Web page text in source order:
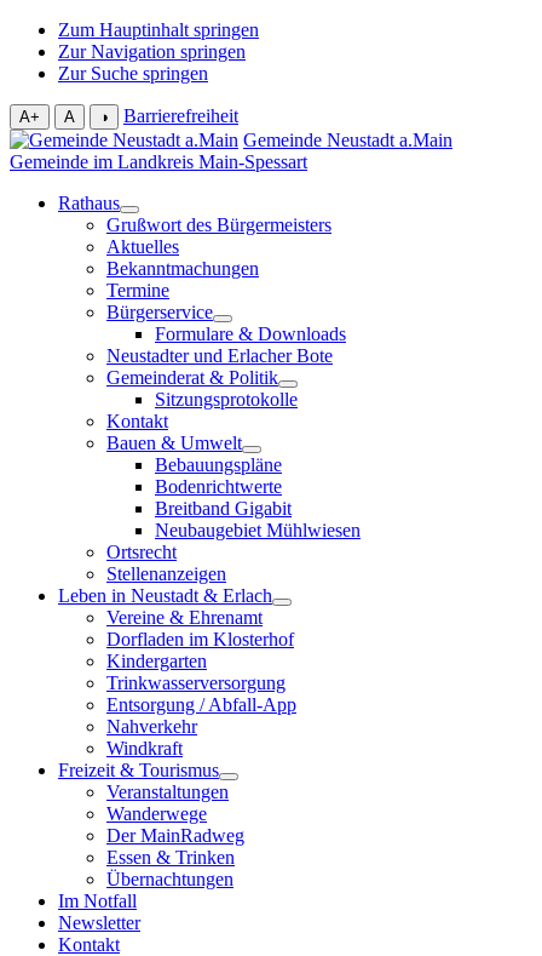
Zum Hauptinhalt springen
Zur Navigation springen
Zur Suche springen
A+ A ◑
Barrierefreiheit
Gemeinde Neustadt a.Main
Gemeinde im Landkreis Main-Spessart
Rathaus
Grußwort des Bürgermeisters
Aktuelles
Bekanntmachungen
Termine
Bürgerservice
Formulare & Downloads
Neustadter und Erlacher Bote
Gemeinderat & Politik
Sitzungsprotokolle
Kontakt
Bauen & Umwelt
Bebauungspläne
Bodenrichtwerte
Breitband Gigabit
Neubaugebiet Mühlwiesen
Ortsrecht
Stellenanzeigen
Leben in Neustadt & Erlach
Vereine & Ehrenamt
Dorfladen im Klosterhof
Kindergarten
Trinkwasserversorgung
Entsorgung / Abfall-App
Nahverkehr
Windkraft
Freizeit & Tourismus
Veranstaltungen
Wanderwege
Der MainRadweg
Essen & Trinken
Übernachtungen
Im Notfall
Newsletter
Kontakt